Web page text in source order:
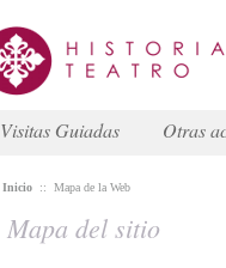
Visitas Guiadas Otras
Inicio :: Mapa de la Web
Mapa del sitio